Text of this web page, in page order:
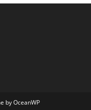
by OceanWP